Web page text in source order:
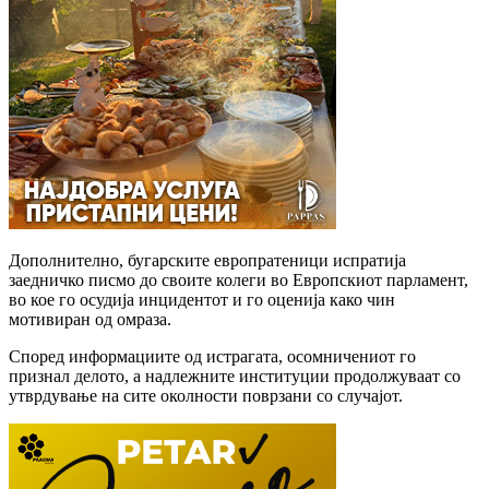
Дополнително, бугарските европратеници испратија
заедничко писмо до своите колеги во Европскиот парламент,
во кое го осудија инцидентот и го оценија како чин
мотивиран од омраза.
Според информациите од истрагата, осомничениот го
признал делото, а надлежните институции продолжуваат со
утврдување на сите околности поврзани со случајот.